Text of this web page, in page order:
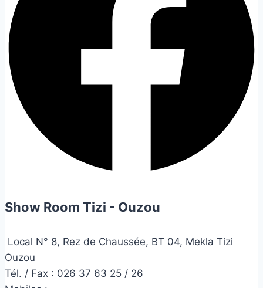
Show Room Tizi - Ouzou
Local N° 8, Rez de Chaussée, BT 04, Mekla Tizi
Ouzou
Tél. / Fax : 026 37 63 25 / 26